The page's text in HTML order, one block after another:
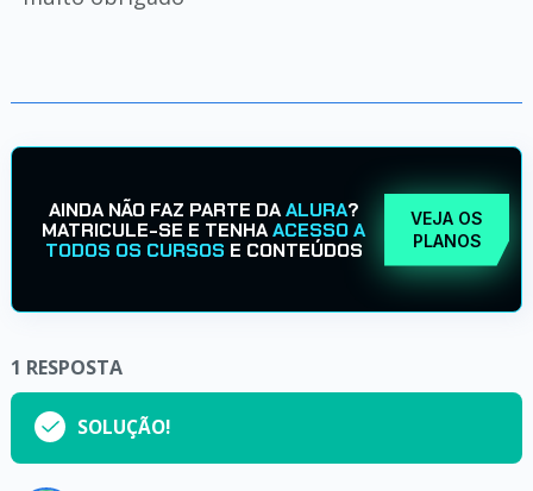
AINDA NÃO FAZ PARTE DAALURA?
MATRICULE-SE E TENHAACESSO A
TODOS OS CURSOS E CONTEÚDOS
VEJA OS
PLANOS
1 RESPOSTA
SOLUÇÃO!